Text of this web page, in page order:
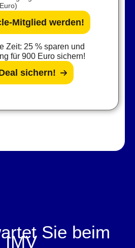
Mitglied werden!
Zeit: 25 % sparen und
für 900 Euro sichern!
sichern!
Sie beim
IMV